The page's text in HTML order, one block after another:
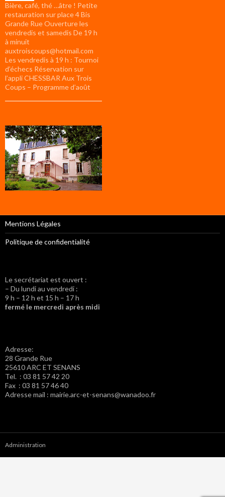
Bière, café, thé …âtre ! Petite
restauration sur place 4 Bis
Grande Rue Ouverture les
vendredis et samedis De 19 h
à minuit
auxtroiscoups@hotmail.com
Les vendredis à 19 h : Tournoi
d’échecs Réservation sur
l’appli CHESSBAR Aux Trois
Coups – Programme d’août
Mentions Légales
Politique de confidentialité
Le secrétariat est ouvert :
– Du lundi au vendredi :
9 h – 12 h et 15 h – 17 h
fermé le mercredi après midi
Adresse:
28 Grande Rue
25610 ARC ET SENANS
Tel. : 03 81 57 42 20
Fax : 03 81 57 46 40
Adresse mail : mairie.arc-et-senans@wanadoo.fr
Administration